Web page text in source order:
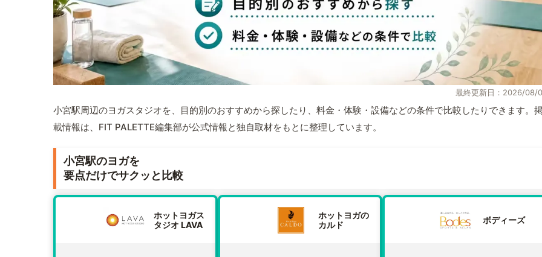
最終更新日：2026/08/
小宮駅周辺のヨガスタジオを、目的別のおすすめから探したり、料金・体験・設備などの条件で比較したりできます。
載情報は、FIT PALETTE編集部が公式情報と独自取材をもとに整理しています。
小宮駅のヨガを
要点だけでサクッと比較
ホットヨガス
タジオ LAVA
ホットヨガの
カルド
ボディーズ